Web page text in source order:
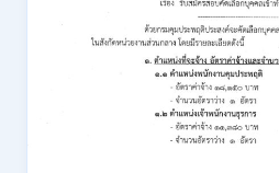
ชาติ
(สคทช.)
เปิด
รับ
สมัคร
บุคคล
เพื่อ